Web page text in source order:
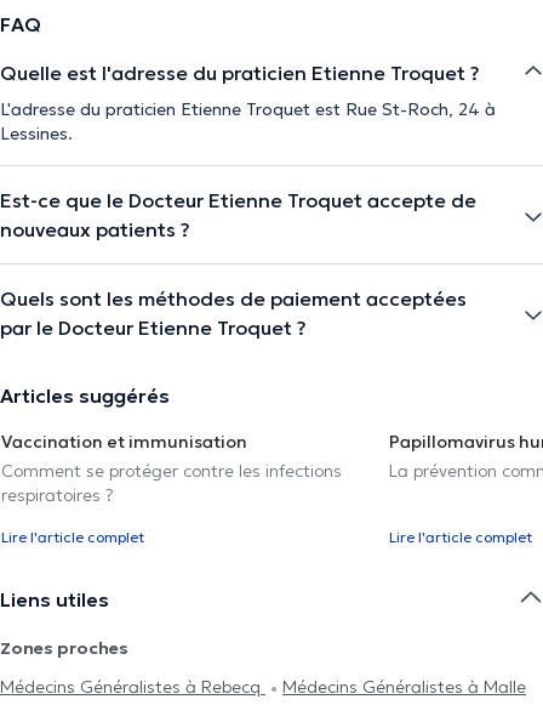
FAQ
Quelle est l'adresse du praticien Etienne Troquet ?
L'adresse du praticien Etienne Troquet est Rue St-Roch, 24 à
Lessines.
Est-ce que le Docteur Etienne Troquet accepte de
nouveaux patients ?
Quels sont les méthodes de paiement acceptées
par le Docteur Etienne Troquet ?
Articles suggérés
Vaccination et immunisation
Comment se protéger contre les infections
respiratoires ?
Lire l'article complet
Papillomavirus
La prévention
Lire l'article complet
Liens utiles
Zones proches
Médecins Généralistes à Rebecq
Médecins Généralistes à Malle